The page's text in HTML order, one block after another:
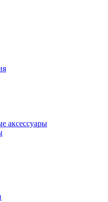
аксессуары